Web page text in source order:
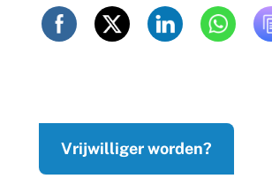
Vrijwilliger worden?